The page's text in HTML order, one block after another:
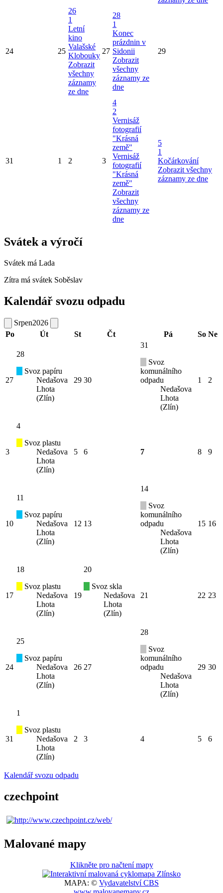
24 25
26
1
Letní
kino
Valašské
Klobouky
Zobrazit
všechny
záznamy
ze dne
27
28
1
Konec
prázdnin v
Sidonii
Zobrazit
všechny
záznamy ze
dne
29
31 1 2 3
4
2
Vernisáž
fotografií
"Krásná
země"
Vernisáž
fotografií
"Krásná
země"
Zobrazit
všechny
záznamy ze
dne
5
1
Kočárkování
Zobrazit všechny
záznamy ze dne
Svátek a výročí
Svátek má Lada
Zítra má svátek Soběslav
Kalendář svozu odpadu
Srpen2026
Po
Út St Čt Pá So Ne
27
28
Svoz papíru
Nedašova
Lhota
(Zlín)
29 30
31
Svoz
komunálního
odpadu
Nedašova
Lhota
(Zlín)
1 2
3
4
Svoz plastu
Nedašova
Lhota
(Zlín)
5 6 7 8 9
10
11
Svoz papíru
Nedašova
Lhota
(Zlín)
12 13
14
Svoz
komunálního
odpadu
Nedašova
Lhota
(Zlín)
15 16
17
18
Svoz plastu
Nedašova
Lhota
(Zlín)
19
20
Svoz skla
Nedašova
Lhota
(Zlín)
21 22 23
24
25
Svoz papíru
Nedašova
Lhota
(Zlín)
26 27
28
Svoz
komunálního
odpadu
Nedašova
Lhota
(Zlín)
29 30
31
1
Svoz plastu
Nedašova
Lhota
(Zlín)
2 3 4 5 6
Kalendář svozu odpadu
czechpoint
Malované mapy
Klikněte pro načtení mapy
MAPA: © Vydavatelství CBS